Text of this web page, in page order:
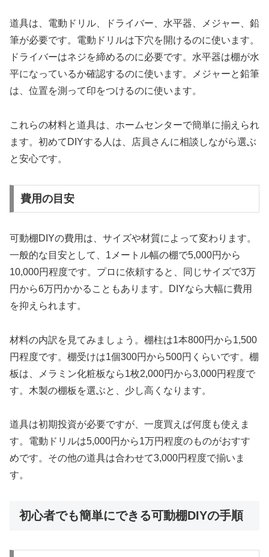
道具は、電動ドリル、ドライバー、水平器、メジャー、鉛
筆が必要です。電動ドリルは下穴を開けるのに使います。
ドライバーはネジを締めるのに必要です。水平器は棚が水
平になっているか確認するのに使います。メジャーと鉛筆
は、位置を測って印をつけるのに使います。
これらの材料と道具は、ホームセンターで簡単に揃えられ
ます。初めてDIYする人は、店員さんに相談しながら選ぶ
と安心です。
費用の目安
可動棚DIYの費用は、サイズや材質によって変わります。
一般的な目安として、1メートル幅の棚で5,000円から
10,000円程度です。プロに依頼すると、同じサイズで3万
円から6万円かかることもあります。DIYなら大幅に費用
を抑えられます。
材料の内訳を見てみましょう。棚柱は1本800円から1,500
円程度です。棚受けは1個300円から500円くらいです。棚
板は、メラミン化粧板なら1枚2,000円から3,000円程度で
す。木製の棚板を選ぶと、少し高くなります。
道具は初期投資が必要ですが、一度買えば何度も使えま
す。電動ドリルは5,000円から1万円程度のものがおすす
めです。その他の道具は合わせて3,000円程度で揃いま
す。
初心者でも簡単にできる可動棚DIYの手順